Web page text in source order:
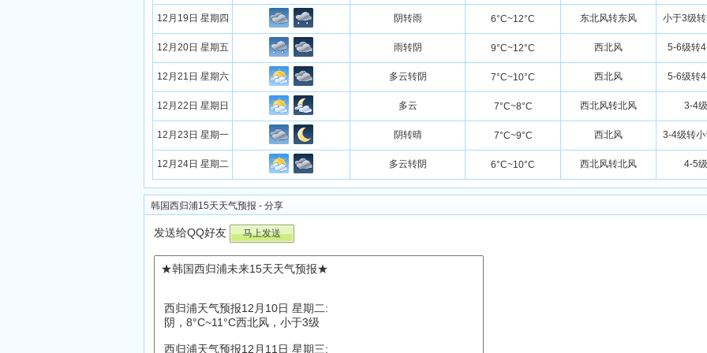
12月19日 星期四 阴转雨 6°C~12°C 东北风转东风 小于3级
12月20日 星期五 雨转阴 9°C~12°C 西北风 5-6级转
12月21日 星期六 多云转阴 7°C~10°C 西北风 5-6级转
12月22日 星期日 多云 7°C~8°C 西北风转北风 3-4级
12月23日 星期一 阴转晴 7°C~9°C 西北风 3-4级转小
12月24日 星期二 多云转阴 6°C~10°C 西北风转北风 4-5级
韩国西归浦15天天气预报 - 分享
发送给QQ好友